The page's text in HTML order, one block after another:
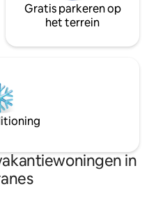
Gratis parkeren op
het terrein
in